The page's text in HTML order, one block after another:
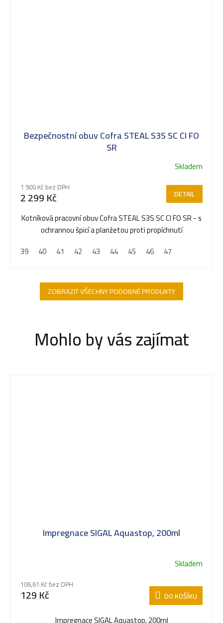
Bezpečnostní obuv Cofra STEAL S3S SC CI FO
SR
produktu
je
5,0
hvězdiček.
Skladem
1 900 Kč bez DPH
2 299 Kč DETAIL
Kotníková pracovní obuv Cofra STEAL S3S SC CI FO SR - s
ochrannou špicí a planžetou proti propíchnutí
39
40 41 42 43 44 45 46 47
ZOBRAZIT VŠECHNY PODOBNÉ PRODUKTY
Mohlo by vás zajímat
Impregnace SIGAL Aquastop, 200ml
Skladem
106,61 Kč bez DPH
129 Kč DO KOŠÍKU